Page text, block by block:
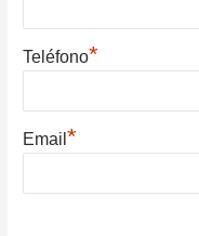
Teléfono*
Email*